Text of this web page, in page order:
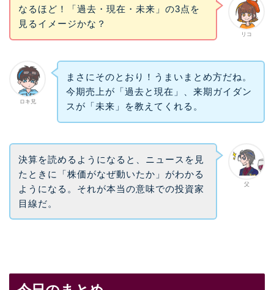
リコ
なるほど！「過去・現在・未来」の3点を
見るイメージかな？
ロキ兄
まさにそのとおり！うまいまとめ方だね。
今期売上が「過去と現在」、来期ガイダン
スが「未来」を教えてくれる。
父
決算を読めるようになると、ニュースを見
たときに「株価がなぜ動いたか」がわかる
ようになる。それが本当の意味での投資家
目線だ。